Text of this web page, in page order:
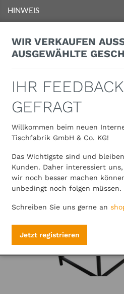
HINWEIS
WIR VERKAUFEN
USGEWÄHLTE
IHR
GEFRAGT
Willkommen beim neuen
Tischfabrik GmbH & Co. KG!
Das Wichtigste sind und
Kunden. Daher interessiert
wir noch besser machen
unbedingt noch folgen müssen.
Schreiben Sie uns gerne an
Jetzt registrieren